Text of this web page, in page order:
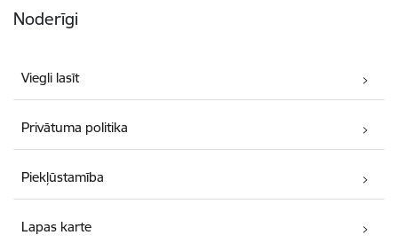
Noderīgi
Viegli lasīt
Privātuma politika
Piekļūstamība
Lapas karte